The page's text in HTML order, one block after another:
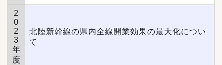
2
0
2
3
年
度
北陸新幹線の県内全線開業効果の最大化につい
て